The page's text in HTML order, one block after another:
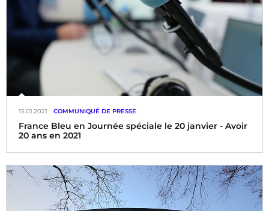
France Bleu en Journée spéciale le 20 janvier - Avoir
20 ans en 2021
15.01.2021 COMMUNIQUÉ DE PRESSE